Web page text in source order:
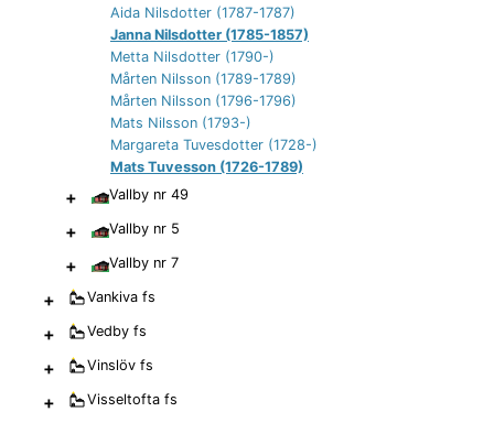
Aida Nilsdotter (1787-1787)
Janna Nilsdotter (1785-1857)
Metta Nilsdotter (1790-)
Mårten Nilsson (1789-1789)
Mårten Nilsson (1796-1796)
Mats Nilsson (1793-)
Margareta Tuvesdotter (1728-)
Mats Tuvesson (1726-1789)
+ Vallby nr 49
+ Vallby nr 5
+ Vallby nr 7
+ Vankiva fs
+ Vedby fs
+ Vinslöv fs
+ Visseltofta fs